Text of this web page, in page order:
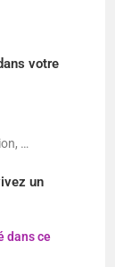
votre
…
un
dans ce